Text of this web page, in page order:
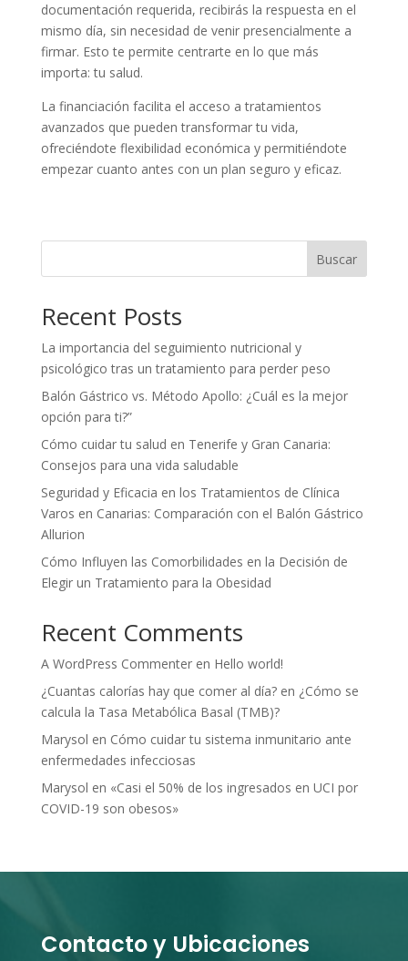
documentación requerida, recibirás la respuesta en el
mismo día, sin necesidad de venir presencialmente a
firmar. Esto te permite centrarte en lo que más
importa: tu salud.
La financiación facilita el acceso a tratamientos
avanzados que pueden transformar tu vida,
ofreciéndote flexibilidad económica y permitiéndote
empezar cuanto antes con un plan seguro y eficaz.
Buscar
Recent Posts
La importancia del seguimiento nutricional y
psicológico tras un tratamiento para perder peso
Balón Gástrico vs. Método Apollo: ¿Cuál es la mejor
opción para ti?”
Cómo cuidar tu salud en Tenerife y Gran Canaria:
Consejos para una vida saludable
Seguridad y Eficacia en los Tratamientos de Clínica
Varos en Canarias: Comparación con el Balón Gástrico
Allurion
Cómo Influyen las Comorbilidades en la Decisión de
Elegir un Tratamiento para la Obesidad
Recent Comments
A WordPress Commenteren Hello world!
¿Cuantas calorías hay que comer al día?en ¿Cómo se
calcula la Tasa Metabólica Basal (TMB)?
Marysol en Cómo cuidar tu sistema inmunitario ante
enfermedades infecciosas
Marysol en «Casi el 50% de los ingresados en UCI por
COVID-19 son obesos»
Contacto y Ubicaciones